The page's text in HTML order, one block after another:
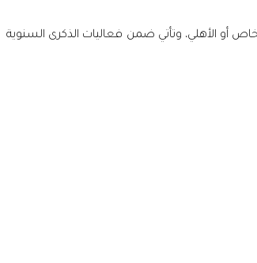
أو الأهلي، وتأتي ضمن فعاليات الذكرى السنوية